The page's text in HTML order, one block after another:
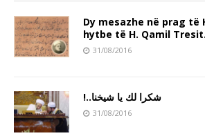
Dy mesazhe në prag të
hytbe të H. Qamil
31/08/2016
!..شكرا لك يا شيخنا
31/08/2016